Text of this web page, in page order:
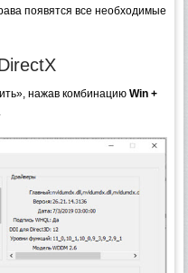
появятся все необходимые
нажав комбинацию Win +
.